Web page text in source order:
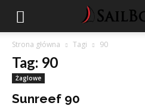
Strona główna Tagi 90
Tag: 90
Żaglowe
Sunreef 90